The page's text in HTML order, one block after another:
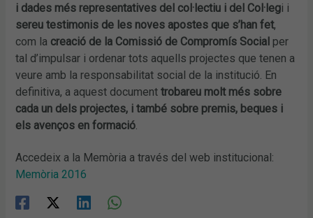
i dades més representatives del col·lectiu i del Col·legi i
sereu testimonis de les noves apostes que s’han fet,
com la creació de la Comissió de Compromís Social per
tal d’impulsar i ordenar tots aquells projectes que tenen a
veure amb la responsabilitat social de la institució. En
definitiva, a aquest documenttrobareu molt més sobre
cada un dels projectes, i també sobre premis, beques i
els avenços en formació
Accedeix a la Memòria a través del web institucional:
Memòria 2016